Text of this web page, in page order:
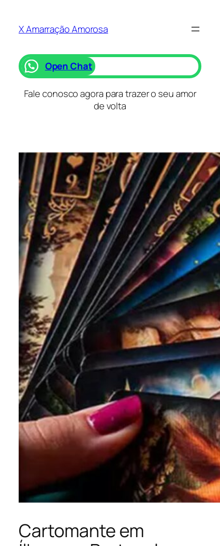
X Amarração Amorosa
Open Chat
Fale conosco agora para trazer o seu amor
de volta
Cartomante em